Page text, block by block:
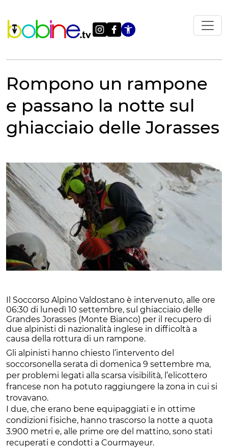
contenuto
Apri le
Rompono un rampone
e passano la notte sul
ghiacciaio delle Jorasses
Il Soccorso Alpino Valdostano è intervenuto, alle ore
06:30 di lunedì 10 settembre, sul ghiacciaio delle
Grandes Jorasses (Monte Bianco) per il recupero di
due alpinisti di nazionalità inglese in difficoltà a
causa della rottura di un rampone.
Gli alpinisti hanno chiesto l’intervento del
soccorsonella serata di domenica 9 settembre ma,
per problemi legati alla scarsa visibilità, l’elicottero
francese non ha potuto raggiungere la zona in cui si
trovavano.
I due, che erano bene equipaggiati e in ottime
condizioni fisiche, hanno trascorso la notte a quota
3.900 metri e, alle prime ore del mattino, sono stati
recuperati e condotti a Courmayeur.